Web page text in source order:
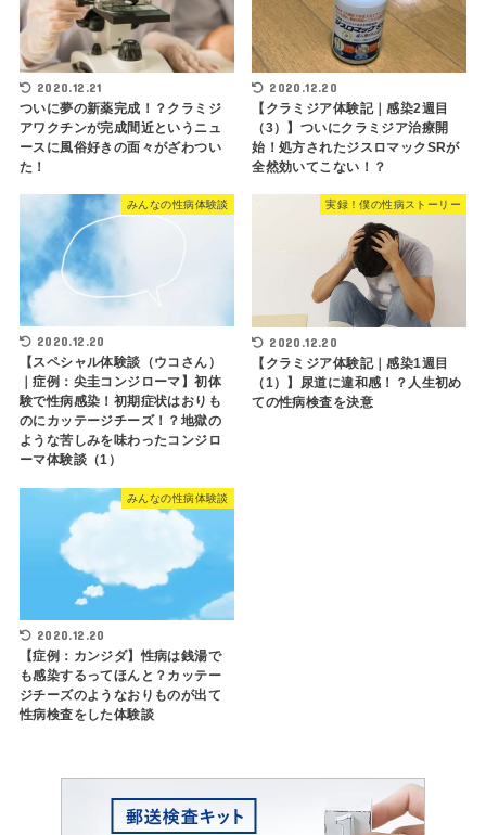
2020.12.21
ついに夢の新薬完成！？クラミジ
アワクチンが完成間近というニュ
ースに風俗好きの面々がざわつい
た！
2020.12.20
【クラミジア体験記｜感染2週目
（3）】ついにクラミジア治療開
始！処方されたジスロマックSRが
全然効いてこない！？
みんなの性病体験談
2020.12.20
【スペシャル体験談（ウコさん）
｜症例：尖圭コンジローマ】初体
験で性病感染！初期症状はおりも
のにカッテージチーズ！？地獄の
ような苦しみを味わったコンジロ
ーマ体験談（1）
実録！僕の性病ストーリー
2020.12.20
【クラミジア体験記｜感染1週目
（1）】尿道に違和感！？人生初め
ての性病検査を決意
みんなの性病体験談
2020.12.20
【症例：カンジダ】性病は銭湯で
も感染するってほんと？カッテー
ジチーズのようなおりものが出て
性病検査をした体験談